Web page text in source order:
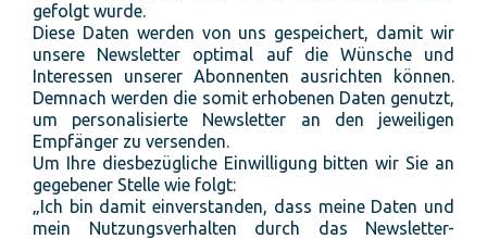
gefolgt wurde.
Diese Daten werden von uns gespeichert, damit wir
unsere Newsletter optimal auf die Wünsche und
Interessen unserer Abonnenten ausrichten können.
Demnach werden die somit erhobenen Daten genutzt,
um personalisierte Newsletter an den jeweiligen
Empfänger zu versenden.
Um Ihre diesbezügliche Einwilligung bitten wir Sie an
gegebener Stelle wie folgt:
„Ich bin damit einverstanden, dass meine Daten und
mein Nutzungsverhalten durch das Newsletter-